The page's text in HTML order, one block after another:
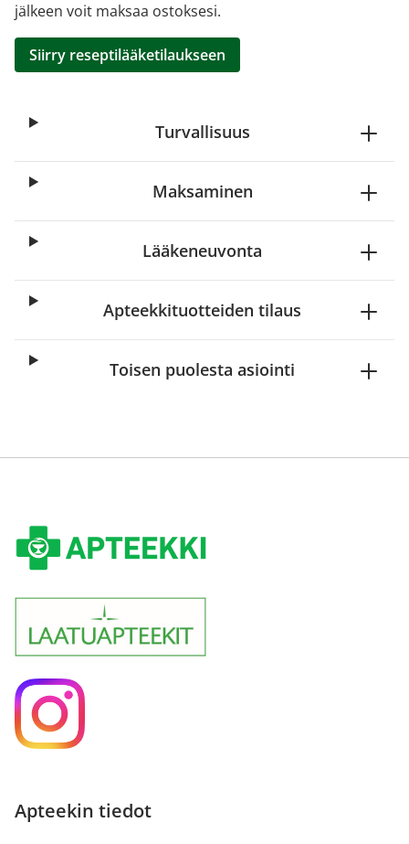
jälkeen voit maksaa ostoksesi.
Siirry reseptilääketilaukseen
Turvallisuus
Maksaminen
Lääkeneuvonta
Apteekkituotteiden tilaus
Toisen puolesta asiointi
Apteekin tiedot